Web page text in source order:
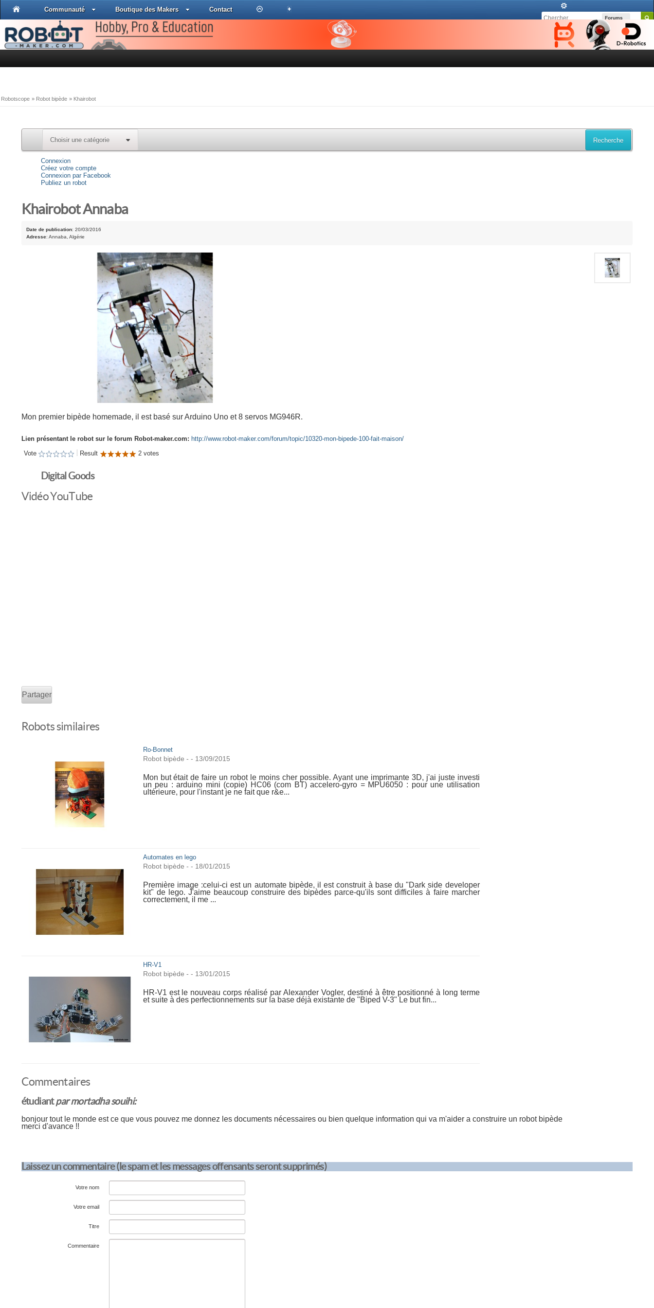
Communauté Boutique des Makers Contact
Forums
Robotscope » Robot bipède » Khairobot
Choisir une catégorie 0 Recherche
Connexion
Créez votre compte
Connexion par Facebook
Publiez un robot
Khairobot Annaba
Date de publication: 20/03/2016
Adresse: Annaba, Algérie
Mon premier bipède homemade, il est basé sur Arduino Uno et 8 servos MG946R.
Lien présentant le robot sur le forum Robot-maker.com: http://www.robot-maker.com/forum/topic/10320-mon-bipede-100-fait-maison/
Vote
Result 2 votes
Digital Goods
Vidéo YouTube
Partager
Robots similaires
Ro-Bonnet
Robot bipède - - 13/09/2015
Mon but était de faire un robot le moins cher possible. Ayant une imprimante 3D, j'ai juste investi
un peu : arduino mini (copie) HC06 (com BT) accelero-gyro = MPU6050 : pour une utilisation
ultérieure, pour l'instant je ne fait que r&e...
Automates en lego
Robot bipède - - 18/01/2015
Première image :celui-ci est un automate bipède, il est construit à base du "Dark side developer
kit" de lego. J'aime beaucoup construire des bipèdes parce-qu'ils sont difficiles à faire marcher
correctement, il me ...
HR-V1
Robot bipède - - 13/01/2015
HR-V1 est le nouveau corps réalisé par Alexander Vogler, destiné à être positionné à long terme
et suite à des perfectionnements sur la base déjà existante de "Biped V-3" Le but fin...
Commentaires
étudiantpar mortadha souihi:
bonjour tout le monde est ce que vous pouvez me donnez les documents nécessaires ou bien quelque information qui va m'aider a construire un robot bipède
merci d'avance !!
Laissez un commentaire (le spam et les messages offensants seront supprimés)
Votre nom
Votre email
Titre
Commentaire